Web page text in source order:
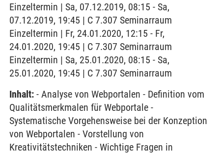
Einzeltermin | Sa, 07.12.2019, 08:15 - Sa,
07.12.2019, 19:45 | C 7.307 Seminarraum
Einzeltermin | Fr, 24.01.2020, 12:15 - Fr,
24.01.2020, 19:45 | C 7.307 Seminarraum
Einzeltermin | Sa, 25.01.2020, 08:15 - Sa,
25.01.2020, 19:45 | C 7.307 Seminarraum
Inhalt: - Analyse von Webportalen - Definition vom
Qualitätsmerkmalen für Webportale -
Systematische Vorgehensweise bei der Konzeption
von Webportalen - Vorstellung von
Kreativitätstechniken - Wichtige Fragen in